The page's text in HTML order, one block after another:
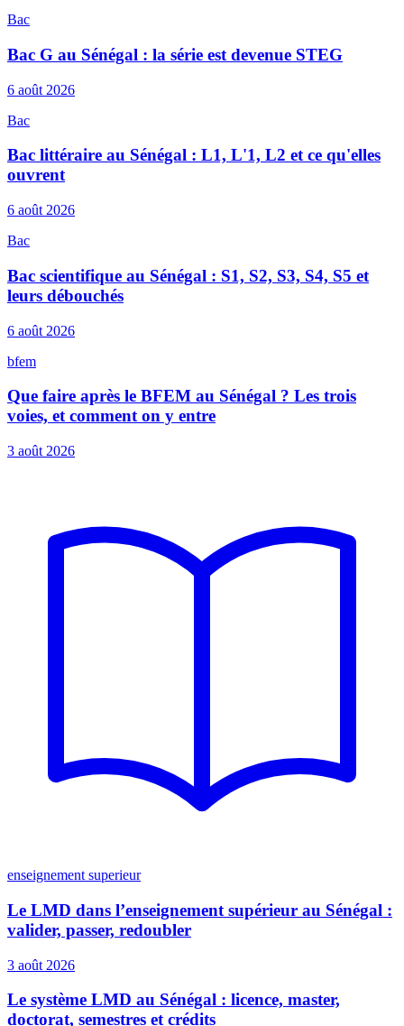
Bac
Bac G au Sénégal : la série est devenue STEG
6 août 2026
Bac
Bac littéraire au Sénégal : L1, L'1, L2 et ce qu'elles
ouvrent
6 août 2026
Bac
Bac scientifique au Sénégal : S1, S2, S3, S4, S5 et
leurs débouchés
6 août 2026
bfem
Que faire après le BFEM au Sénégal ? Les trois
voies, et comment on y entre
3 août 2026
enseignement superieur
Le LMD dans l’enseignement supérieur au Sénégal :
valider, passer, redoubler
3 août 2026
Le système LMD au Sénégal : licence, master,
doctorat, semestres et crédits